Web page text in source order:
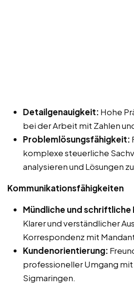
Detailgenauigkeit: Hohe
bei der Arbeit mit Zahlen
Problemlösungsfähigkeit:
komplexe steuerliche
analysieren und Lösungen
Kommunikationsfähigkeiten
Mündliche und schriftliche
Klarer und verständlicher
Korrespondenz mit
Kundenorientierung:
professioneller Umgang
Sigmaringen.